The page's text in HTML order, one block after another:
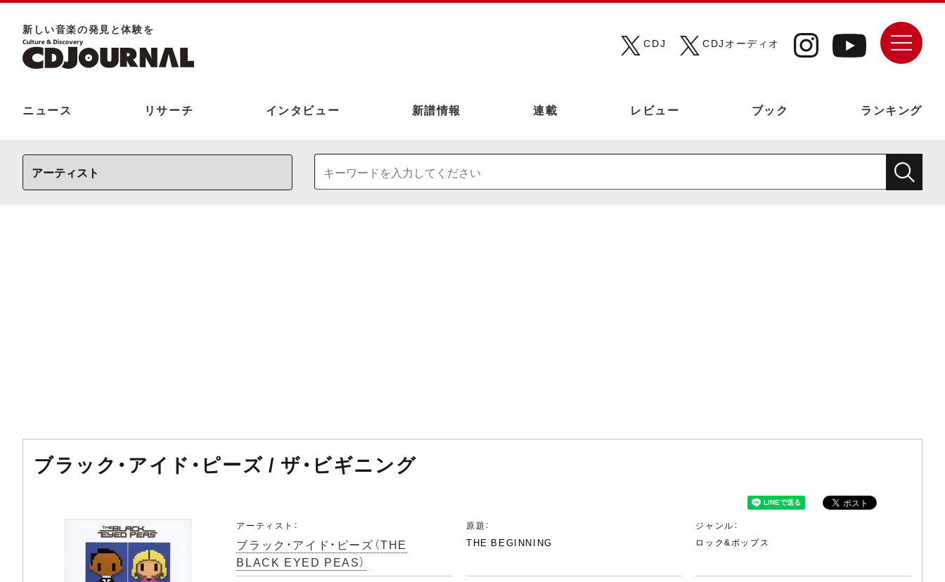
新しい⾳楽の発⾒と体験を
CDJ
CDJオーディオ
ニュース リサーチ インタビュー 新譜情報 連載 レビュー ブック ランキング
ブラック・アイド・ピーズ / ザ・ビギニング
アーティスト：
ブラック・アイド・ピーズ（THE
BLACK EYED PEAS）
原題：
THE BEGINNING
ジャンル：
ロック&ポップス